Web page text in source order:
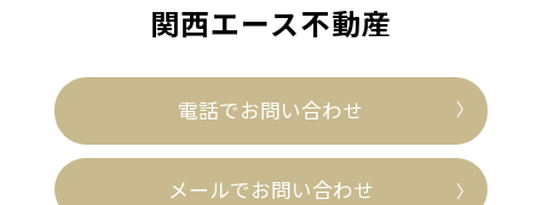
関西エース不動産
電話でお問い合わせ
メールでお問い合わせ